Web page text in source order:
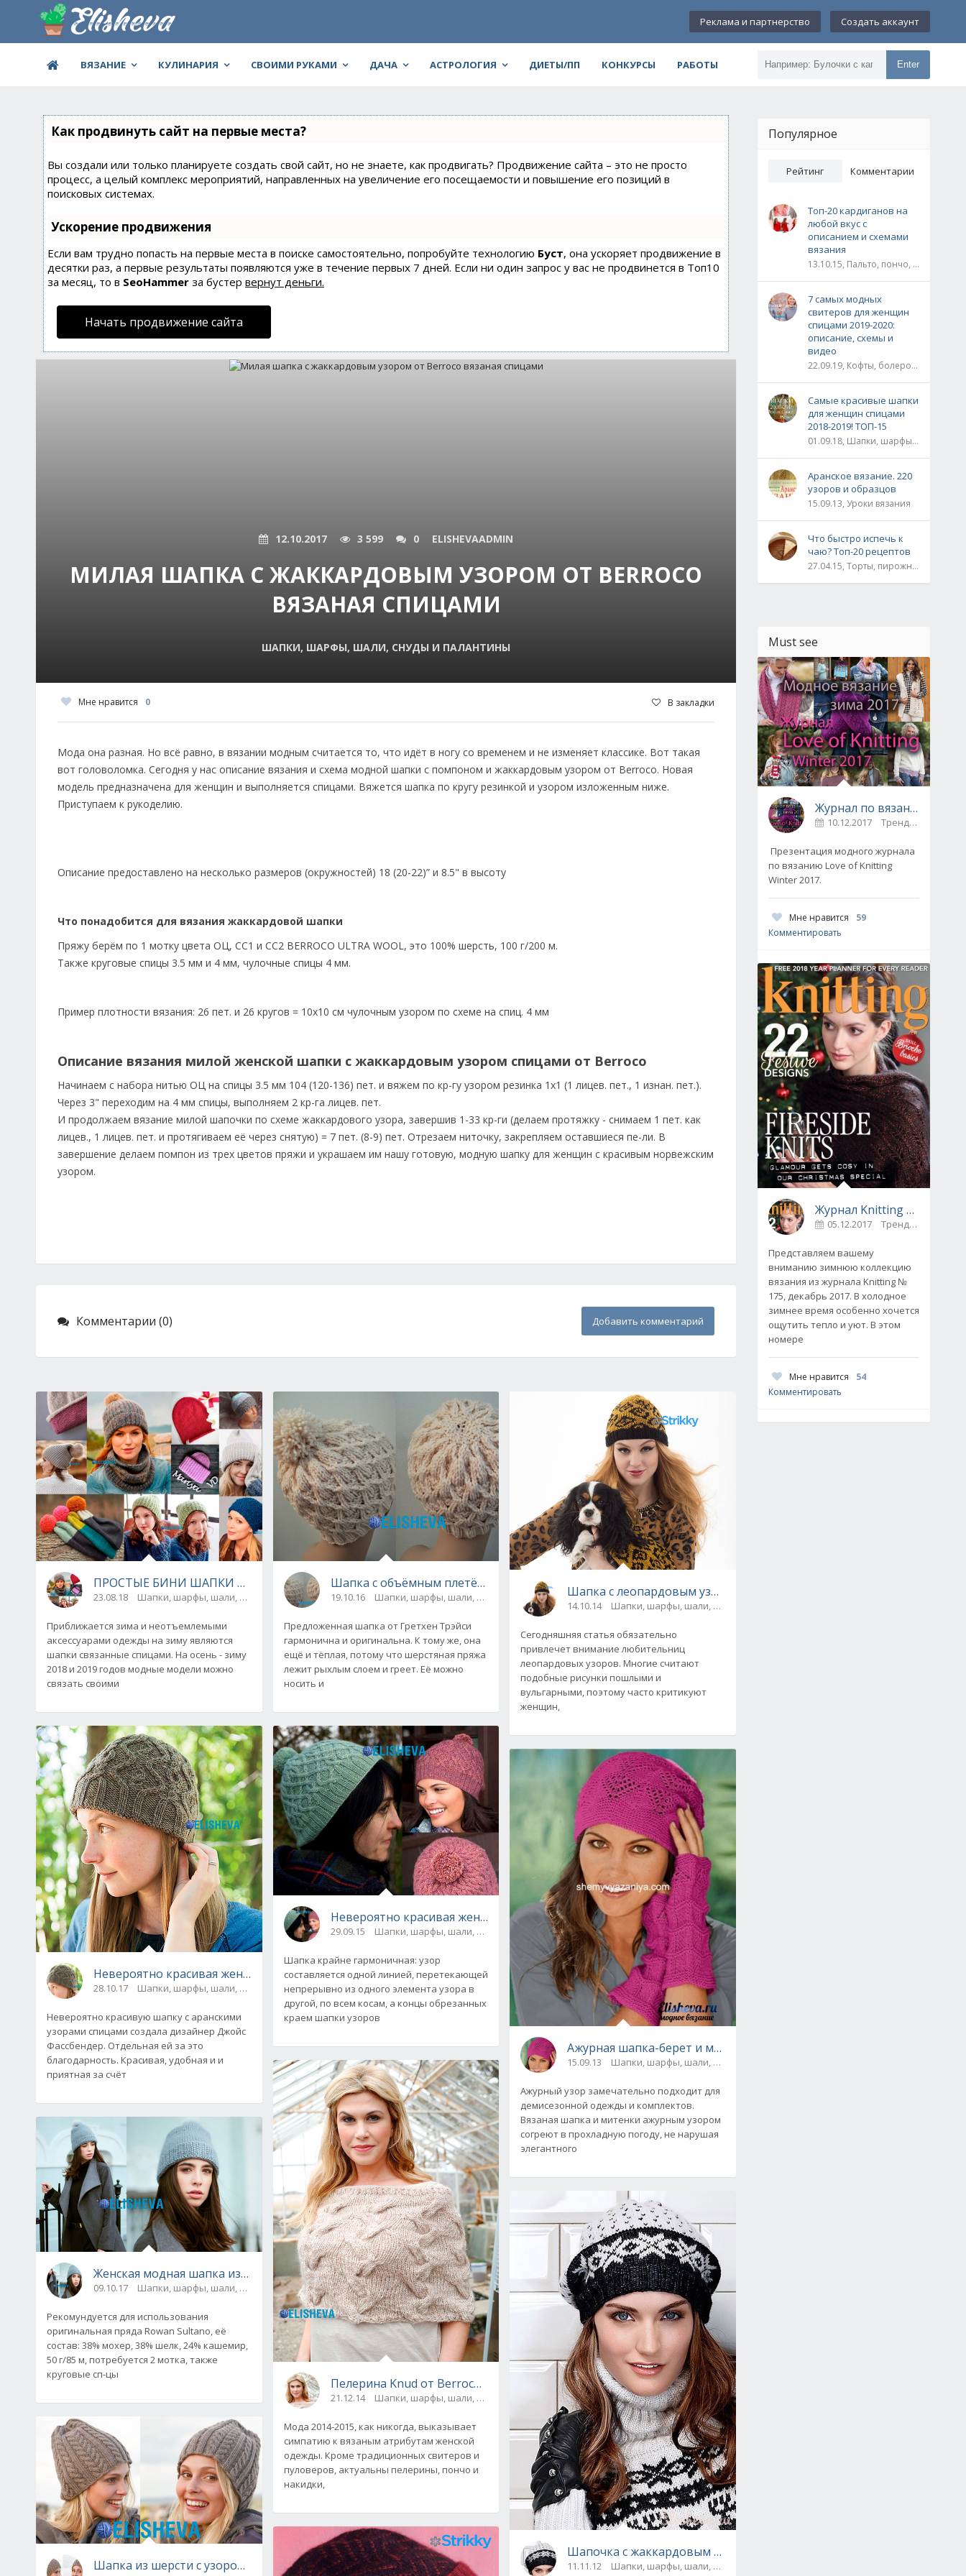
Реклама и партнерство Создать аккаунт
ВЯЗАНИЕ КУЛИНАРИЯ СВОИМИ РУКАМИ ДАЧА АСТРОЛОГИЯ ДИЕТЫ/ПП КОНКУРСЫ РАБОТЫ Enter
Как продвинуть сайт на первые места?
Вы создали или только планируете создать свой сайт, но не знаете, как продвигать? Продвижение сайта – это не просто
процесс, а целый комплекс мероприятий, направленных на увеличение его посещаемости и повышение его позиций в
поисковых системах.
Ускорение продвижения
Если вам трудно попасть на первые места в поиске самостоятельно, попробуйте технологию Буст, она ускоряет продвижение в
десятки раз, а первые результаты появляются уже в течение первых 7 дней. Если ни один запрос у вас не продвинется в Топ10
за месяц, то в SeoHammer за бустер вернут деньги.
Начать продвижение сайта
12.10.2017 3 599 0 ELISHEVAADMIN
МИЛАЯ ШАПКА С ЖАККАРДОВЫМ УЗОРОМ ОТ BERROCO
ВЯЗАНАЯ СПИЦАМИ
ШАПКИ, ШАРФЫ, ШАЛИ, СНУДЫ И ПАЛАНТИНЫ
Мне нравится 0 В закладки
Мода она разная. Но всё равно, в вязании модным считается то, что идёт в ногу со временем и не изменяет классике. Вот такая
вот головоломка. Сегодня у нас описание вязания и схема модной шапки с помпоном и жаккардовым узором от Berroco. Новая
модель предназначена для женщин и выполняется спицами. Вяжется шапка по кругу резинкой и узором изложенным ниже.
Приступаем к рукоделию.
Описание предоставлено на несколько размеров (окружностей) 18 (20-22)” и 8.5" в высоту
Что понадобится для вязания жаккардовой шапки
Пряжу берём по 1 мотку цвета ОЦ, СС1 и СС2 BERROCO ULTRA WOOL, это 100% шерсть, 100 г/200 м.
Также круговые спицы 3.5 мм и 4 мм, чулочные спицы 4 мм.
Пример плотности вязания: 26 пет. и 26 кругов = 10х10 см чулочным узором по схеме на спиц. 4 мм
Описание вязания милой женской шапки с жаккардовым узором спицами от Berroco
Начинаем с набора нитью ОЦ на спицы 3.5 мм 104 (120-136) пет. и вяжем по кр-гу узором резинка 1х1 (1 лицев. пет., 1 изнан. пет.).
Через 3" переходим на 4 мм спицы, выполняем 2 кр-га лицев. пет.
И продолжаем вязание милой шапочки по схеме жаккардового узора, завершив 1-33 кр-ги (делаем протяжку - снимаем 1 пет. как
лицев., 1 лицев. пет. и протягиваем её через снятую) = 7 пет. (8-9) пет. Отрезаем ниточку, закрепляем оставшиеся пе-ли. В
завершение делаем помпон из трех цветов пряжи и украшаем им нашу готовую, модную шапку для женщин с красивым норвежским
узором.
Комментарии (0) Добавить комментарий
ПРОСТЫЕ БИНИ ШАПКИ СПИЦАМИ: ОПИСАНИЕ, СХЕМЫ + ВИДЕО
23.08.18 Шапки, шарфы, шали, снуды и палантины
Приближается зима и неотъемлемыми
аксессуарами одежды на зиму являются
шапки связанные спицами. На осень - зиму
2018 и 2019 годов модные модели можно
связать своими
Невероятно красивая женская шапка с аранским узором от Джойс Фассбендер
28.10.17 Шапки, шарфы, шали, снуды и палантины
Невероятно красивую шапку с аранскими
узорами спицами создала дизайнер Джойс
Фассбендер. Отдельная ей за это
благодарность. Красивая, удобная и и
приятная за счёт
Женская модная шапка из мохера от Rowan с меховым помпоном
09.10.17 Шапки, шарфы, шали, снуды и палантины
Рекомундуется для использования
оригинальная пряда Rowan Sultano, её
состав: 38% мохер, 38% шелк, 24% кашемир,
50 г/85 м, потребуется 2 мотка, также
круговые сп-цы
Шапка из шерсти с узором косы Ice Age от Drops Design: описание и схема
Шапка с объёмным плетёным узором от Gretchen Tracy вязаная спицами
19.10.16 Шапки, шарфы, шали, снуды и палантины
Предложенная шапка от Гретхен Трэйси
гармонична и оригинальна. К тому же, она
ещё и тёплая, потому что шерстяная пряжа
лежит рыхлым слоем и греет. Её можно
носить и
Невероятно красивая женская шапка от Kate Gagnon Osborn. Бесплатная схема
29.09.15 Шапки, шарфы, шали, снуды и палантины
Шапка крайне гармоничная: узор
составляется одной линией, перетекающей
непрерывно из одного элемента узора в
другой, по всем косам, а концы обрезанных
краем шапки узоров
Пелерина Knud от Berroco, вязаная спицами
21.12.14 Шапки, шарфы, шали, снуды и палантины
Мода 2014-2015, как никогда, выказывает
симпатию к вязаным атрибутам женской
одежды. Кроме традиционных свитеров и
пуловеров, актуальны пелерины, пончо и
накидки,
Шапка с леопардовым узором вязаная спицами
14.10.14 Шапки, шарфы, шали, снуды и палантины
Сегодняшняя статья обязательно
привлечет внимание любительниц
леопардовых узоров. Многие считают
подобные рисунки пошлыми и
вульгарными, поэтому часто критикуют
женщин,
Ажурная шапка-берет и митенки вязаные спицами
15.09.13 Шапки, шарфы, шали, снуды и палантины
Ажурный узор замечательно подходит для
демисезонной одежды и комплектов.
Вязаная шапка и митенки ажурным узором
согреют в прохладную погоду, не нарушая
элегантного
Шапочка с жаккардовым узором вязаная спицами
11.11.12 Шапки, шарфы, шали, снуды и палантины
Популярное
Рейтинг Комментарии
Топ-20 кардиганов на
любой вкус с
описанием и схемами
вязания
13.10.15, Пальто, пончо, кардиганы
7 самых модных
свитеров для женщин
спицами 2019-2020:
описание, схемы и
видео
22.09.19, Кофты, болеро, жакеты, жилеты, пуловеры и свитера
Самые красивые шапки
для женщин спицами
2018-2019! ТОП-15
01.09.18, Шапки, шарфы, шали, снуды и палантины
Аранское вязание. 220
узоров и образцов
15.09.13, Уроки вязания
Что быстро испечь к
чаю? Топ-20 рецептов
27.04.15, Торты, пирожные, рулеты / Булки, пироги / Печенье, кексы, маффины / На скорую руку
Must see
Журнал по вязанию Love of Knitting выпуск Зима 2017
10.12.2017 Тренды / Вдохновение
Презентация модного журнала
по вязанию Love of Knitting
Winter 2017.
Мне нравится
59
Комментировать
Журнал Knitting № 175, декабрь 2017
05.12.2017 Тренды
Представляем вашему
вниманию зимнюю коллекцию
вязания из журнала Knitting №
175, декабрь 2017. В холодное
зимнее время особенно хочется
ощутить тепло и уют. В этом
номере
Мне нравится
54
Комментировать